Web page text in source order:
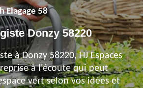
Elagage 58
Donzy 58220
à Donzy 58220, HJ Espaces
à l'écoute qui peut
vert selon vos idées et